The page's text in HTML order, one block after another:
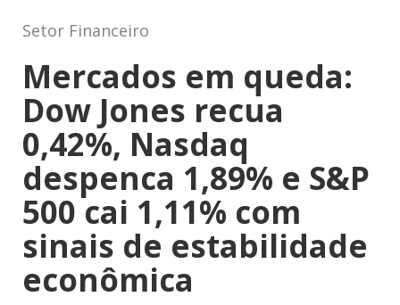
Setor Financeiro
Mercados em⁣ queda:
Dow Jones recua
0,42%, Nasdaq
despenca 1,89% e S&P
500 cai 1,11% com
sinais de estabilidade‌
econômica